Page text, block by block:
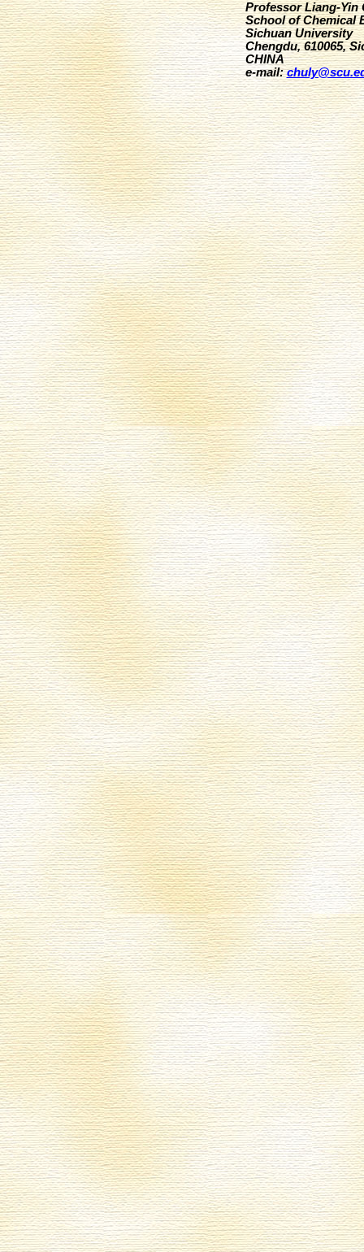
Professor Liang-Yin
SchoolofChemical
Sichuan University
Chengdu, 610065,
CHINA
e-mail: